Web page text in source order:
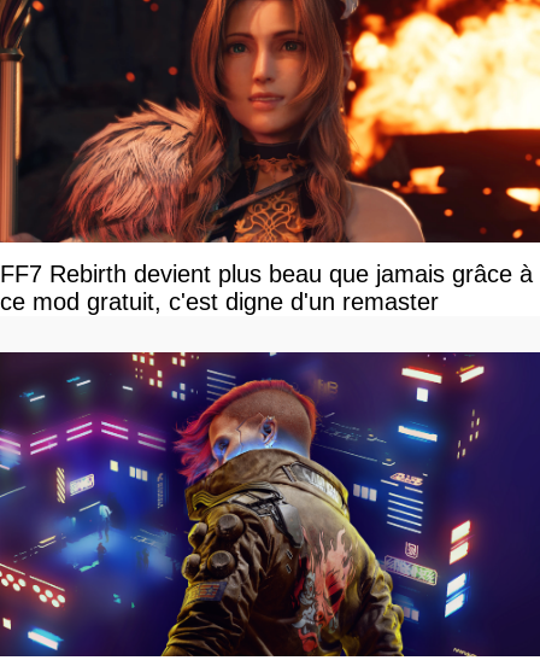
FF7 Rebirth devient plus beau que jamais grâce à
ce mod gratuit, c'est digne d'un remaster